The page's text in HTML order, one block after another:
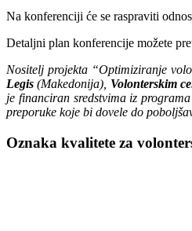
Na konferenciji će se raspraviti
Detaljni plan konferencije možete
Nositelj projekta “Optimiziranje
Legis (Makedonija), Volonterskim
je financiran sredstvima iz
preporuke koje bi dovele do
Oznaka kvalitete za